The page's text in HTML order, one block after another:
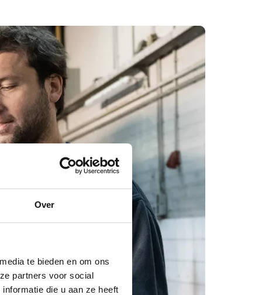
Over
te bieden en om ons
partners voor social
die u aan ze heeft